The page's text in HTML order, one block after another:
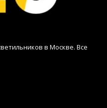
в Москве. Все